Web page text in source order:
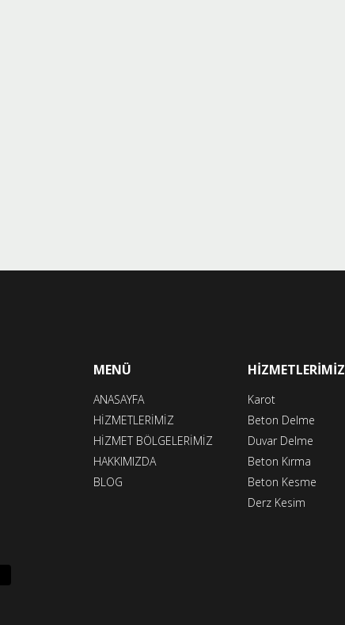
MENÜ
ANASAYFA
HİZMETLERİMİZ
HİZMET BÖLGELERİMİZ
HAKKIMIZDA
BLOG
HİZMETLERİMİZ
Karot
Beton Delme
Duvar Delme
Beton Kırma
Beton Kesme
Derz Kesim